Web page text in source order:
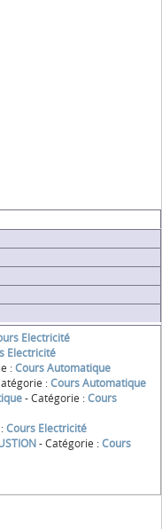
Electricité
Electricité
:Cours Automatique
:Cours Automatique
- Catégorie :Cours
Cours Electricité
- Catégorie :Cours